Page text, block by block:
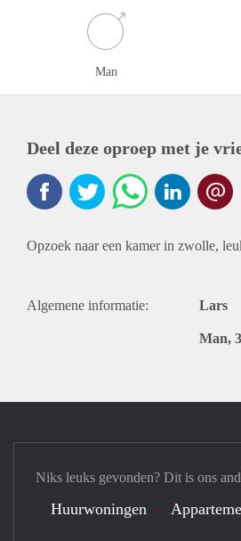
Man
Deel deze oproep met je
Opzoek naar een kamer in zwolle,
Algemene informatie: Lars
Man,
Niks leuks gevonden? Dit is ons
Huurwoningen